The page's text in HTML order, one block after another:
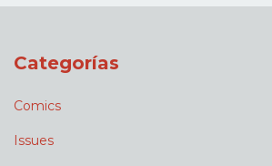
Categorías
Comics
Issues